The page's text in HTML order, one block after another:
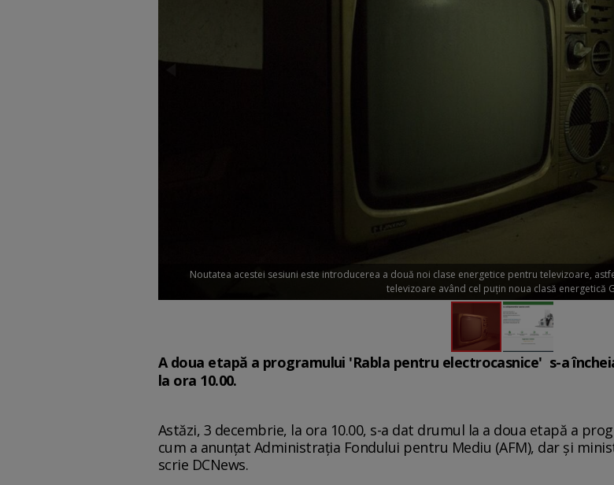
Noutatea acestei sesiuni este introducerea a două noi clase energetice pentru televizoare,
televizoare având cel puţin noua clasă energetică
A doua etapă a programului 'Rabla pentru electrocasnice' s-a
la ora 10.00.
Astăzi, 3 decembrie, la ora 10.00, s-a dat drumul la a doua etapă a
cum a anunțat Administrația Fondului pentru Mediu (AFM), dar și
scrie DCNews.